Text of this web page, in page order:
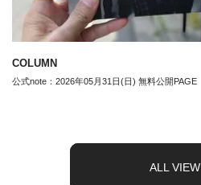
COLUMN
公式note：2026年05月31日(日) 無料公開PAGE
ALL VIEW